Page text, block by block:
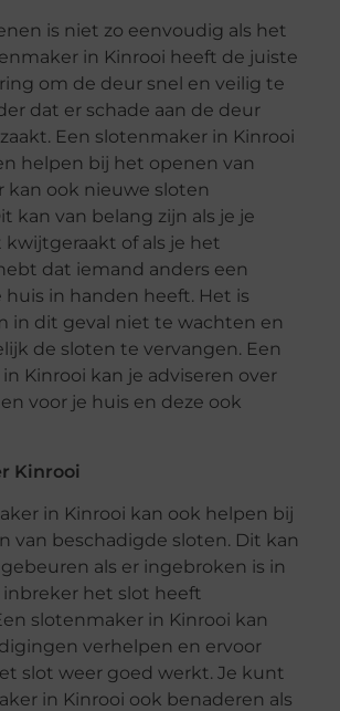
is niet zo eenvoudig als het
in Kinrooi heeft de juiste
om de deur snel en veilig te
dat er schade aan de deur
Een slotenmaker in Kinrooi
helpen bij het openen van
kan ook nieuwe sloten
kan van belang zijn als je je
of als je het
dat iemand anders een
huis in handen heeft. Het is
in dit geval niet te wachten en
de sloten te vervangen. Een
Kinrooi kan je adviseren over
voor je huis en deze ook
Kinrooi
in Kinrooi kan ook helpen bij
van beschadigde sloten. Dit kan
als er ingebroken is in
inbreker het slot heeft
slotenmaker in Kinrooi kan
verhelpen en ervoor
slot weer goed werkt. Je kunt
in Kinrooi ook benaderen als